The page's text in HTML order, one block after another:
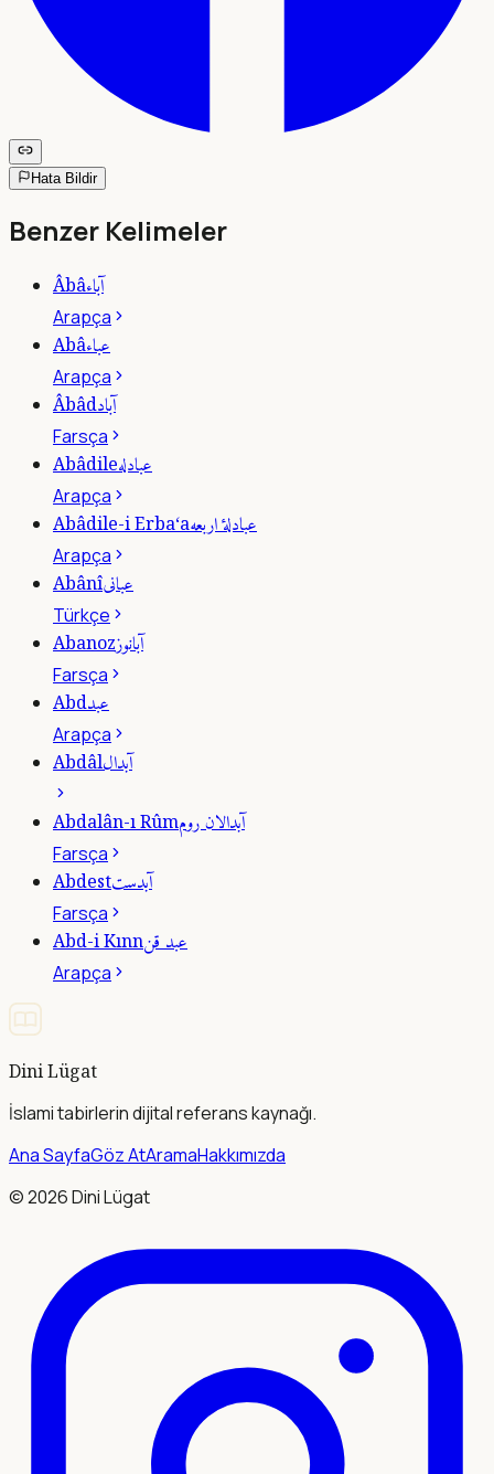
Hata Bildir
Benzer Kelimeler
Âbâآباء
Arapça
Abâعباء
Arapça
Âbâdآباد
Farsça
Abâdileعبادله
Arapça
Abâdile-i Erba‘aعبادلۀ اربعه
Arapça
Abânîعبانى
Türkçe
Abanozآبانوز
Farsça
Abdعبد
Arapça
Abdâlآبدال
Abdalân-ı Rûmآبدالان روم
Farsça
Abdestآبدست
Farsça
Abd-i Kınnعبد قن
Arapça
Dini Lügat
İslami tabirlerin dijital referans kaynağı.
Ana SayfaGöz AtAramaHakkımızda
©2026Dini Lügat